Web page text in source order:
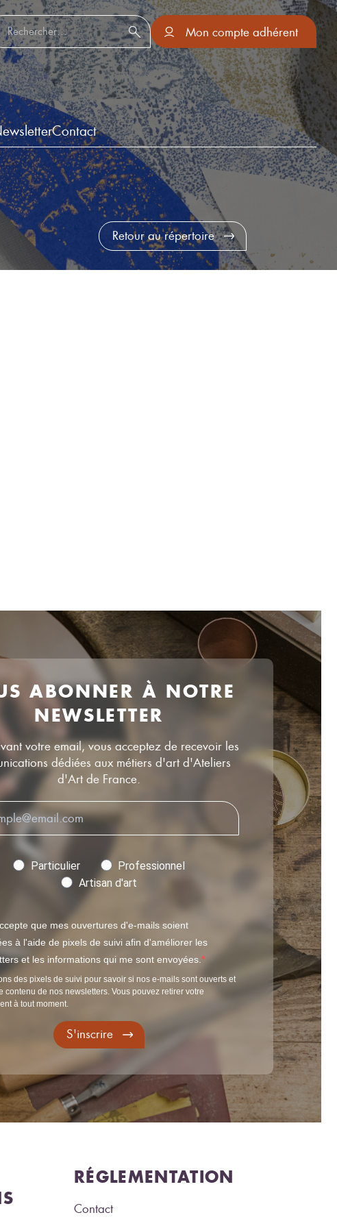
:
Mon compte adhérent
Contact
Retour au répertoire
ABONNER À NOTRE
NEWSLETTER
votre email, vous acceptez de recevoir les
dédiées aux métiers d'art d'Ateliers
d'Art de France.
Particulier
Professionnel
Artisan d'art
que mes ouvertures d'e-mails soient
à l'aide de pixels de suivi afin d'améliorer les
et les informations qui me sont envoyées.
des pixels de suivi pour savoir si nos e-mails sont ouverts et
contenu de nos newsletters. Vous pouvez retirer votre
à tout moment.
S'inscrire
RÉGLEMENTATION
Contact